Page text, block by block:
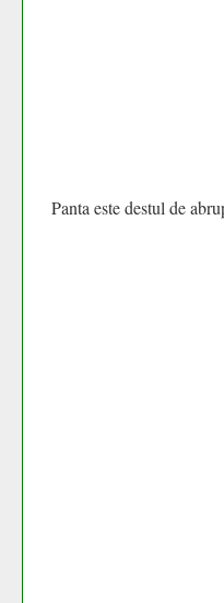
Panta este destul de